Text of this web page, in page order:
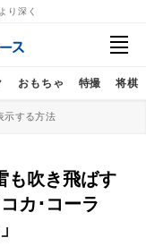
り深く
おもちゃ 特撮 将棋
示する方法
も吹き飛ばす
カ･コーラ